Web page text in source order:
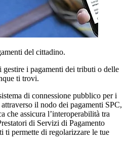
del cittadino.
gestire i pagamenti dei tributi o delle
ti trovi.
di connessione pubblico per i
il nodo dei pagamenti SPC,
che assicura l’interoperabilità tra
di Servizi di Pagamento
ti permette di regolarizzare le tue